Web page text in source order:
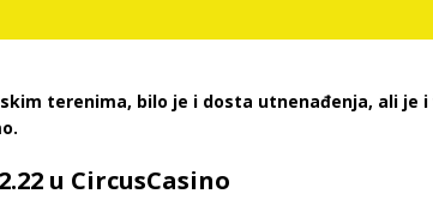
terenima, bilo je i dosta utnenađenja, ali je
u CircusCasino